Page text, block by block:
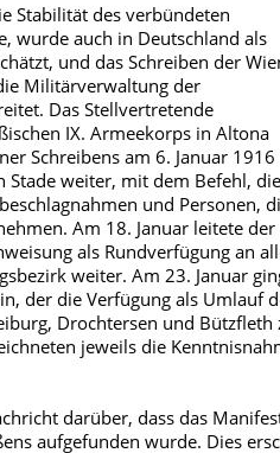
Stabilität des verbündeten
wurde auch in Deutschland als
und das Schreiben der
Militärverwaltung der
Das Stellvertretende
IX. Armeekorps in Altona
Schreibens am 6. Januar 1916
Stade weiter, mit dem Befehl,
und Personen,
Am 18. Januar leitete der
als Rundverfügung an
weiter. Am 23. Januar
der die Verfügung als Umlauf
Drochtersen und Bützfleth
jeweils die
darüber, dass das
aufgefunden wurde. Dies